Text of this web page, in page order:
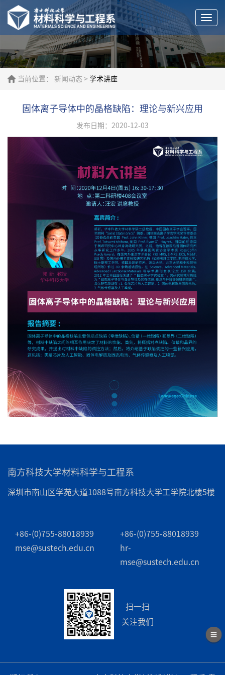
当前位置： 新闻动态 > 学术讲座
固体离子导体中的晶格缺陷：理论与新兴应用
发布日期：2020-12-03
南方科技大学材料科学与工程系
深圳市南山区学苑大道1088号南方科技大学工学院北楼5楼
+86-(0)755-88018939
mse@sustech.edu.cn
+86-(0)755-88018939
hr-
mse@sustech.edu.cn
扫一扫
关注我们